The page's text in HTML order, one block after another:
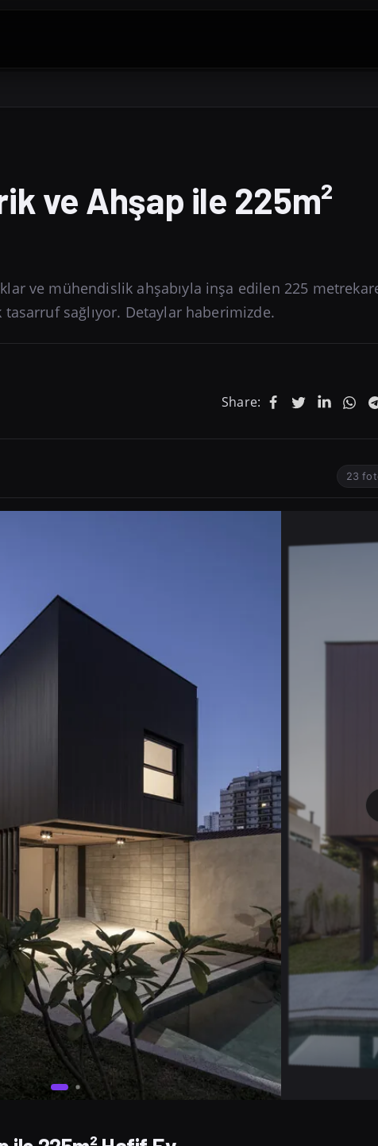
ve Ahşap ile 225m²
ve mühendislik ahşabıyla inşa edilen 225
sağlıyor. Detaylar haberimizde.
Share:
23